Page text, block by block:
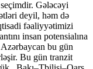
Gələcəyi
deyil, həm də
fəaliyyətimizi
insan potensialına
bu gün
Bu gün tranzit